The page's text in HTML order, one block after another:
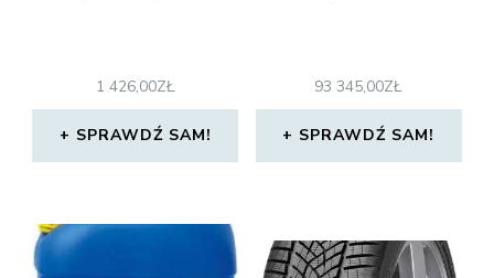
1 426,00ZŁ
SPRAWDŹ SAM!
93 345,00ZŁ
SPRAWDŹ SAM!